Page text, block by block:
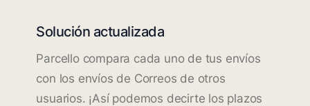
Solución actualizada
Parcello compara cada uno de tus envíos
con los envíos de Correos de otros
usuarios. ¡Así podemos decirte los plazos